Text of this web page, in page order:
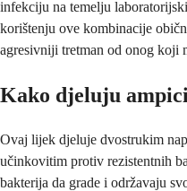
infekciju na temelju
korištenju ove kombinacije
agresivniji tretman od onog koji
Kako djeluju
Ovaj lijek djeluje dvostrukim
učinkovitim protiv rezistentnih
bakterija da grade i održavaju